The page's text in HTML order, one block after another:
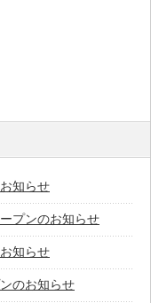
知らせ
プンのお知らせ
知らせ
のお知らせ